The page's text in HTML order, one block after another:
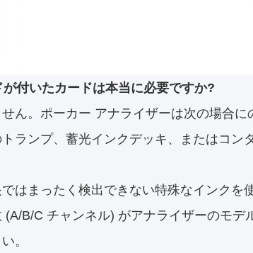
付いたカードは本当に必要ですか?
ん。ポーカー アナライザーは次の場合に
ランプ、蓄光インクデッキ、またはコン
はまったく検出できない特殊なインクを
B/C チャンネル) がアナライザーのモデ
。